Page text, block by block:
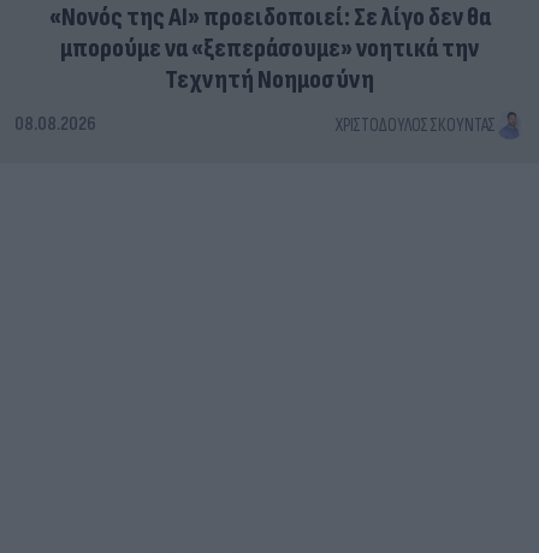
«Νονός της AI» προειδοποιεί: Σε λίγο δεν θα
μπορούμε να «ξεπεράσουμε» νοητικά την
Τεχνητή Νοημοσύνη
08.08.2026 ΧΡΙΣΤΌΔΟΥΛΟΣ ΣΚΟΎΝΤΑΣ